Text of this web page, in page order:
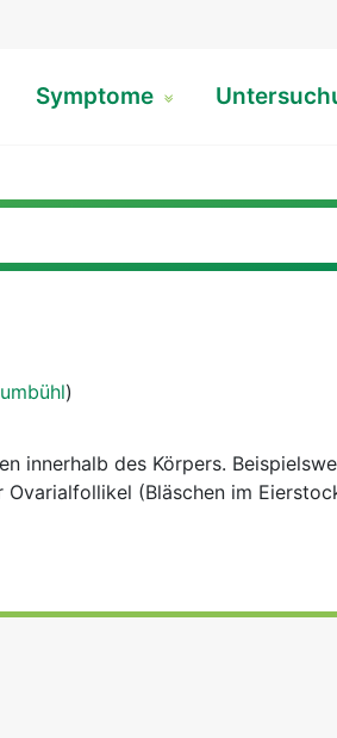
Symptome
)
innerhalb des Körpers.
(Bläschen im